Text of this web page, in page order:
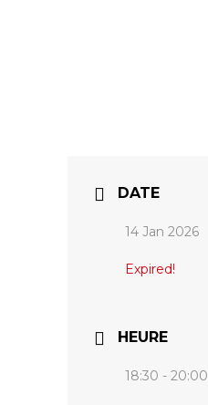
DATE
14 Jan 2026
Expired!
HEURE
18:30 - 20:00